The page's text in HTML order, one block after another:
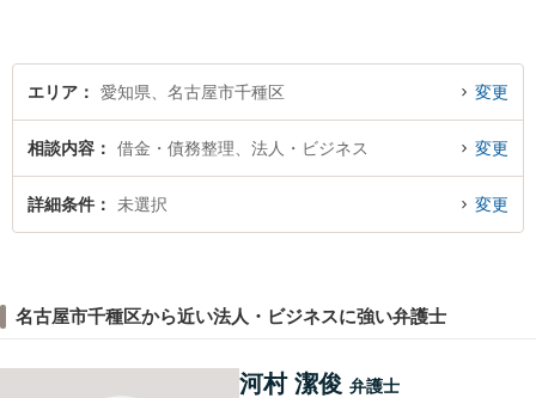
エリア 愛知県、名古屋市千種区 変更
相談内容 借金・債務整理、法人・ビジネス 変更
詳細条件 未選択 変更
名古屋市千種区から近い法人・ビジネスに強い弁護士
河村 潔俊 弁護士